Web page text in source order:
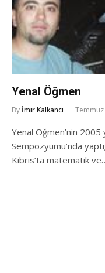
Yenal Öğmen
By İmir Kalkancı
Yenal Öğmen’nin 2005
Sempozyumu’nda
Kıbrıs’ta matematik